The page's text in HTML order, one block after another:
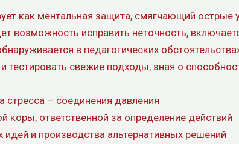
как ментальная защита, смягчающий острые
возможность исправить неточность,
в педагогических
тестировать свежие подходы, зная о
стресса – соединения давления
коры, ответственной за определение действий
и производства альтернативных решений